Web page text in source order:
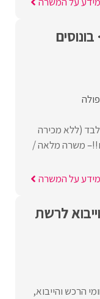
(ללא מכירה
משרה מלאה /
מידע על המשרה
לרשת
הרכש והייבוא,